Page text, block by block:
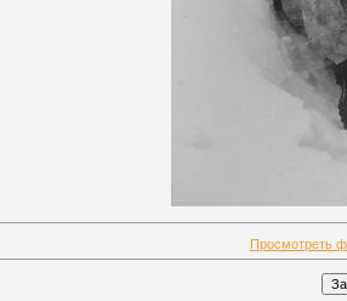
Просмотреть